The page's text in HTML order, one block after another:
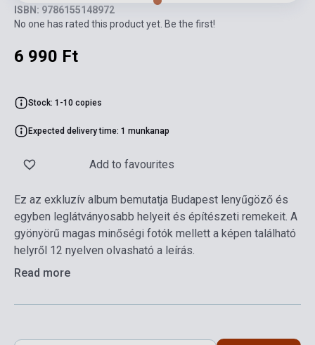
ISBN: 9786155148972
No one has rated this product yet. Be the first!
6 990 Ft
Stock: 1-10 copies
Expected delivery time: 1 munkanap
Add to favourites
Ez az exkluzív album bemutatja Budapest lenyűgöző és
egyben leglátványosabb helyeit és építészeti remekeit. A
gyönyörű magas minőségi fotók mellett a képen található
helyről 12 nyelven olvasható a leírás.
Read more